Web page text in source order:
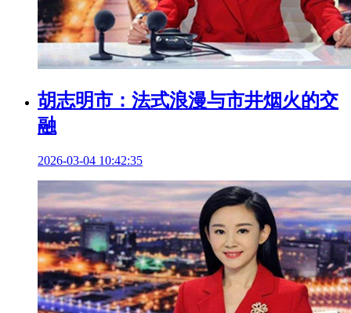
胡志明市：法式浪漫与市井烟火的交
融
2026-03-04 10:42:35